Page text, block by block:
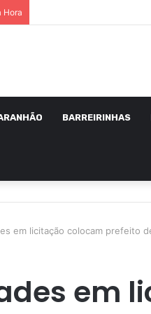
Hora
BARREIRINHAS
em licitação colocam prefeito
em